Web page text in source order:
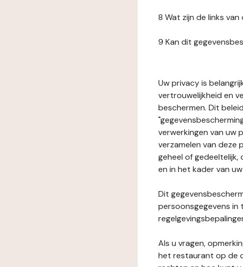
8 Wat zijn de links
9 Kan dit
Uw privacy is
vertrouwelijkheid en
beschermen. Dit
verwerkingen van uw
verzamelen van deze
geheel of
en in het kader van
Dit
persoonsgegevens in
Als u vragen,
het restaurant op de